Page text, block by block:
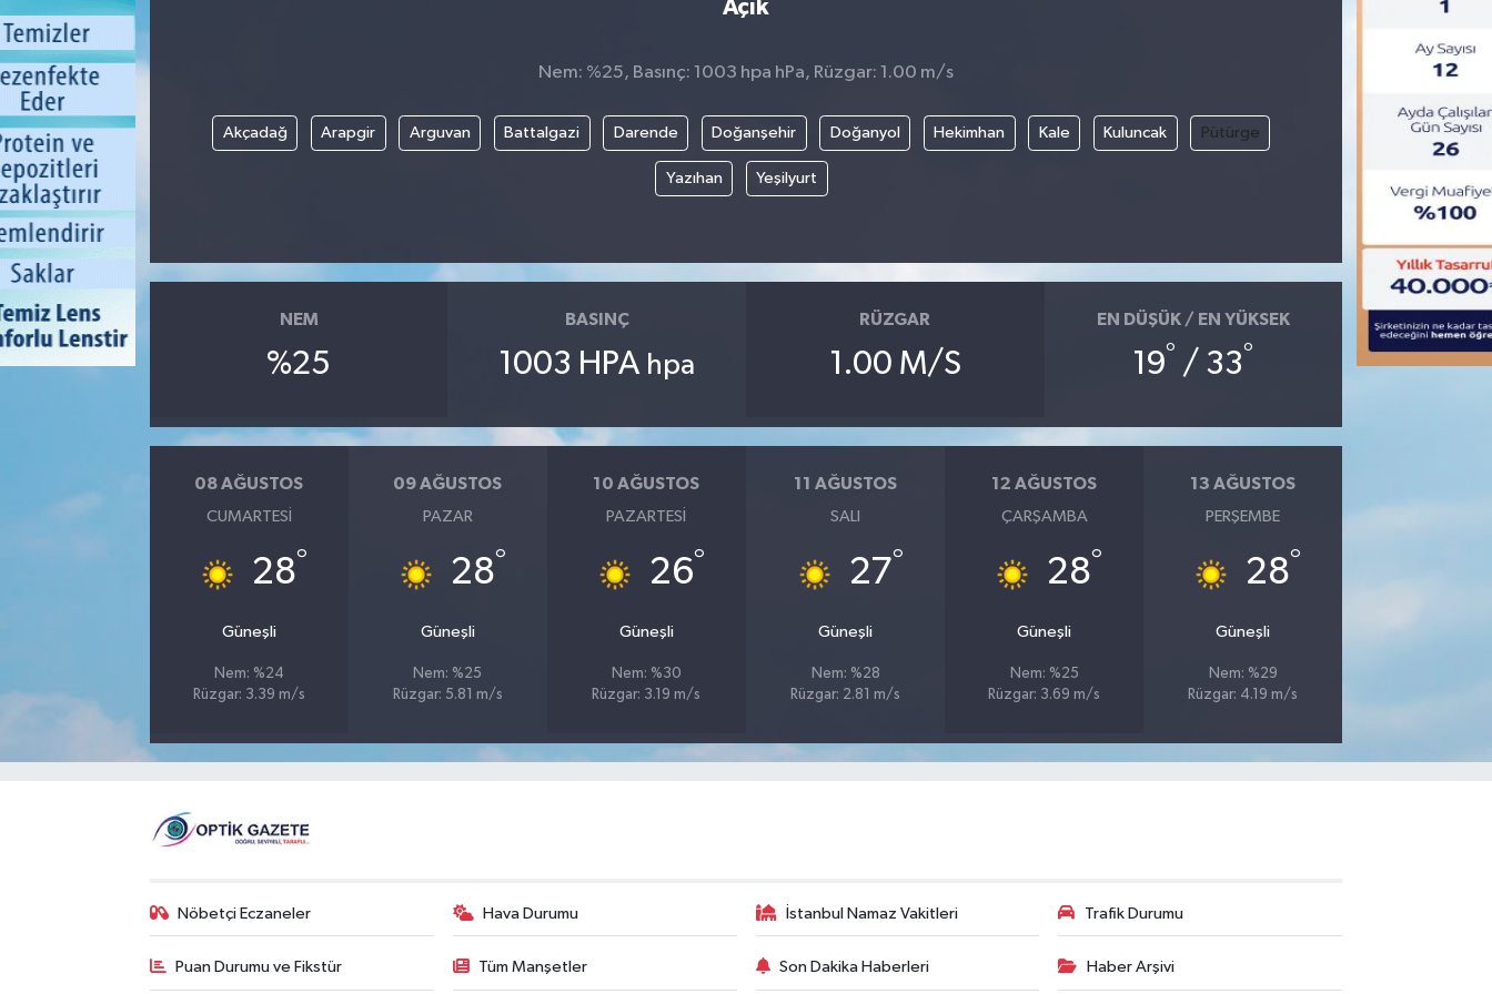
Açık
Nem: %25, Basınç: 1003 hpa hPa, Rüzgar: 1.00 m/s
Akçadağ Arapgir Arguvan Battalgazi Darende Doğanşehir Doğanyol Hekimhan Kale Kuluncak Pütürge
Yazıhan Yeşilyurt
NEM
%25
BASINÇ
1003 HPA hpa
RÜZGAR
1.00 M/S
EN DÜŞÜK / EN YÜKSEK
19° / 33°
08 AĞUSTOS
CUMARTESI
28°
Güneşli
Nem: %24
Rüzgar: 3.39 m/s
09 AĞUSTOS
PAZAR
28°
Güneşli
Nem: %25
Rüzgar: 5.81 m/s
10 AĞUSTOS
PAZARTESI
26°
Güneşli
Nem: %30
Rüzgar: 3.19 m/s
11 AĞUSTOS
SALI
27°
Güneşli
Nem: %28
Rüzgar: 2.81 m/s
12 AĞUSTOS
ÇARŞAMBA
28°
Güneşli
Nem: %25
Rüzgar: 3.69 m/s
13 AĞUSTOS
PERŞEMBE
28°
Güneşli
Nem: %29
Rüzgar: 4.19 m/s
Nöbetçi Eczaneler Hava Durumu İstanbul Namaz Vakitleri Trafik Durumu
Puan Durumu ve Fikstür Tüm Manşetler Son Dakika Haberleri Haber Arşivi